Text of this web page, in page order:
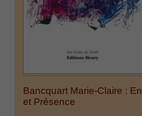
Bancquart Marie-Claire :
et Présence